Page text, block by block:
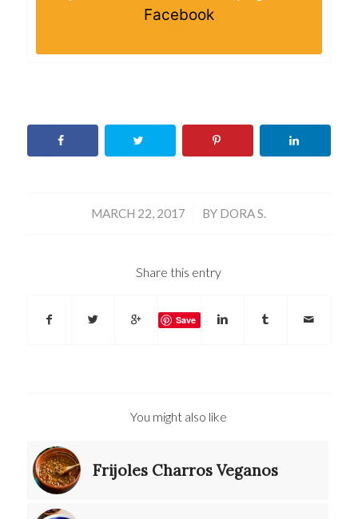
Facebook
MARCH 22, 2017
/ BY DORA S.
Share this entry
Save
You might also like
Frijoles Charros Veganos